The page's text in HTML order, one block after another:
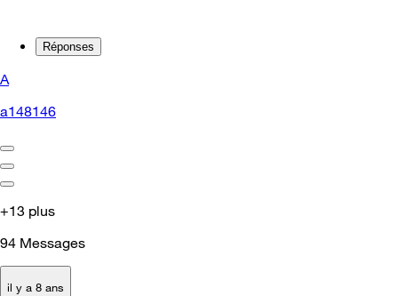
Réponses
A
a148146
+13 plus
94 Messages
il y a 8 ans